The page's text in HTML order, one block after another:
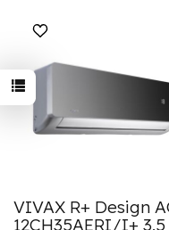
VIVAX R+ Design
12CH35AERI/I+ 3,5